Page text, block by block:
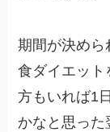
期間が決めら
食ダイエット
方もいれば1
かなと思っ